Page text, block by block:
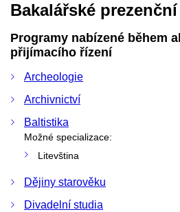
Bakalářské
Programy nabízené během
přijímacího řízení
Archeologie
Archivnictví
Baltistika
Možné specializace:
Litevština
Dějiny starověku
Divadelní studia